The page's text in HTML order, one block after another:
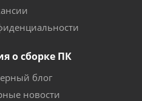
о сборке ПК
блог
новости